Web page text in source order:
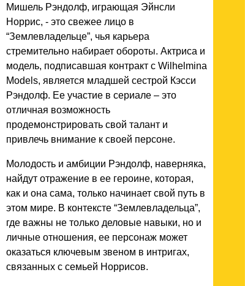
Мишель Рэндолф, играющая Эйнсли
Норрис, - это свежее лицо в
“Землевладельце”, чья карьера
стремительно набирает обороты. Актриса и
модель, подписавшая контракт с Wilhelmina
Models, является младшей сестрой Кэсси
Рэндолф. Ее участие в сериале – это
отличная возможность
продемонстрировать свой талант и
привлечь внимание к своей персоне.
Молодость и амбиции Рэндолф, наверняка,
найдут отражение в ее героине, которая,
как и она сама, только начинает свой путь в
этом мире. В контексте “Землевладельца”,
где важны не только деловые навыки, но и
личные отношения, ее персонаж может
оказаться ключевым звеном в интригах,
связанных с семьей Норрисов.